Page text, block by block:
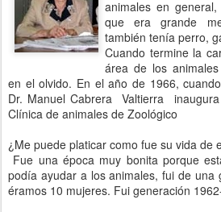
animales en
que era grande
también tenía perro,
Cuando termine la
área de los
en el olvido. En el año de 1966,
Dr. Manuel Cabrera Valtierra
Clínica de animales de Zoológico
¿Me puede platicar como fue su vida de
Fue una época muy bonita porque
podía ayudar a los animales, fui de una
éramos 10 mujeres. Fui generación